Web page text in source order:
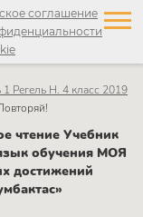
соглашение
Регель Н. 4 класс 2019
чтение Учебник
обучения МОЯ
достижений